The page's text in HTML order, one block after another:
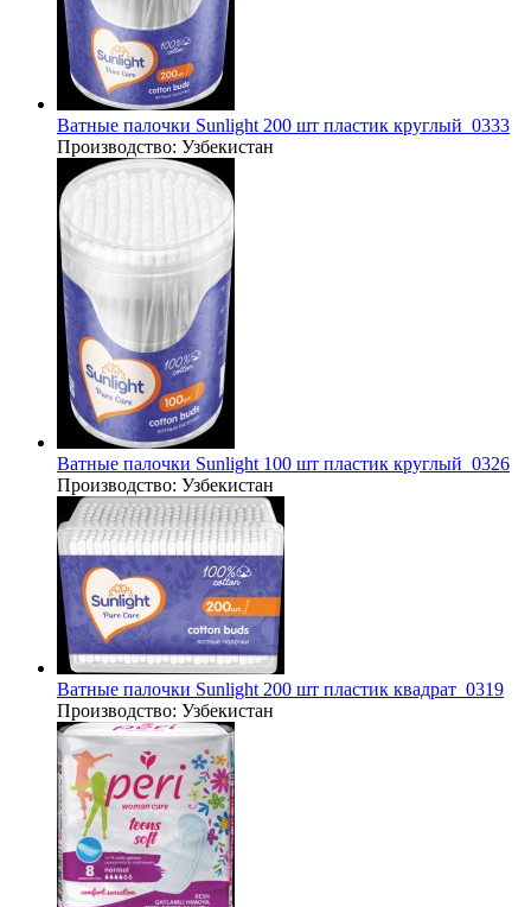
Ватные палочки Sunlight 200 шт пластик круглый_0333
Производство: Узбекистан
Ватные палочки Sunlight 100 шт пластик круглый_0326
Производство: Узбекистан
Ватные палочки Sunlight 200 шт пластик квадрат_0319
Производство: Узбекистан